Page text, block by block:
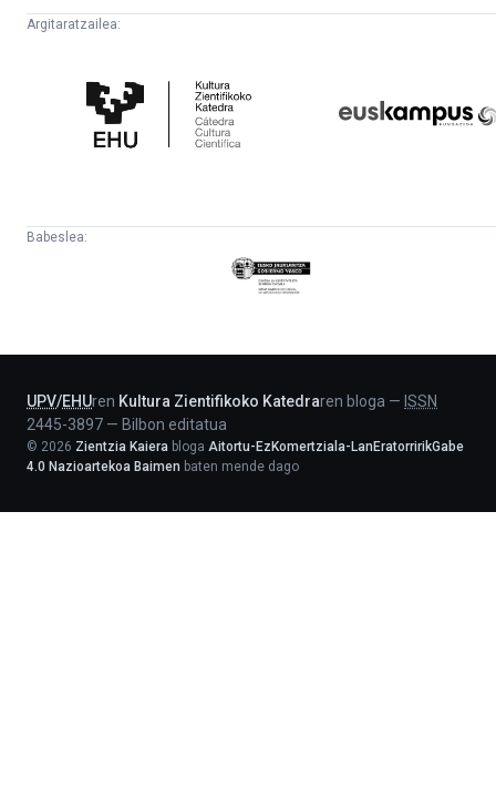
Argitaratzailea:
Zientifikoko
Katedra
Babeslea:
Eusko
Jaurlaritza
UPV/EHUren Kultura Zientifikoko Katedraren bloga — ISSN
2445-3897 — Bilbon editatua
© 2026 Zientzia Kaiera bloga Aitortu-EzKomertziala-LanEratorririkGabe
4.0 Nazioartekoa Baimen baten mende dago